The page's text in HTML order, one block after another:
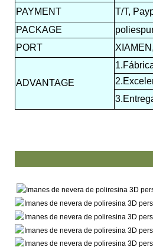
PAYMENT
T/T,
PACKAGE
PORT
ADVANTAGE